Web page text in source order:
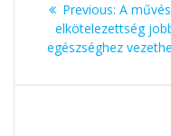
navigáció
Previous: Previous
post:
A
elkötelezettség
egészséghez